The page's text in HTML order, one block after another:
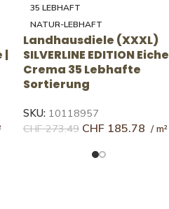
46 RUSTIKAL
RUSTIKAL
Landhausdiele (XXXL)
UNICOPARK Eiche | Fulvo
46 Rustikale Sortierung
CHF244.31 CHF